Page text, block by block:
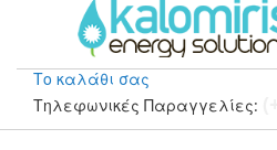
Το καλάθι σας
Τηλεφωνικές Παραγγελίες:
Μετάβαση